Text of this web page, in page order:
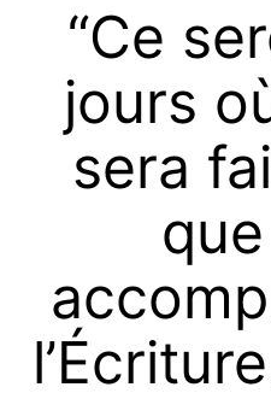
“Ce
jours
sera